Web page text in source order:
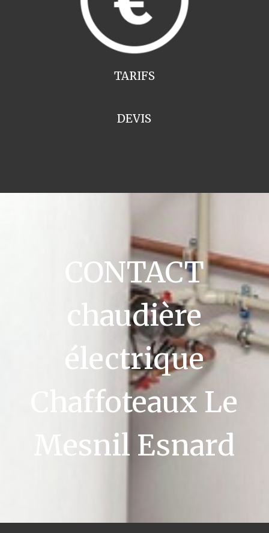
TARIFS
DEVIS
CONTACT
chaudière
électrique
Chaffoteaux Le
Mesnil Esnard